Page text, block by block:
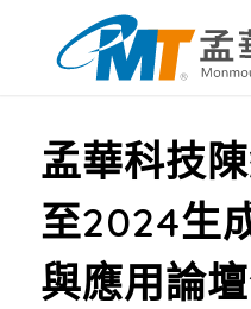
孟華科技
至2024生
與應用論